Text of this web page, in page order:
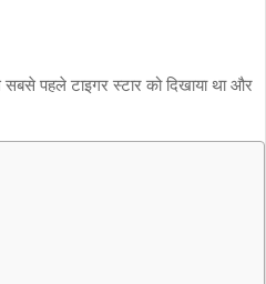
पहले टाइगर स्टार को दिखाया था और